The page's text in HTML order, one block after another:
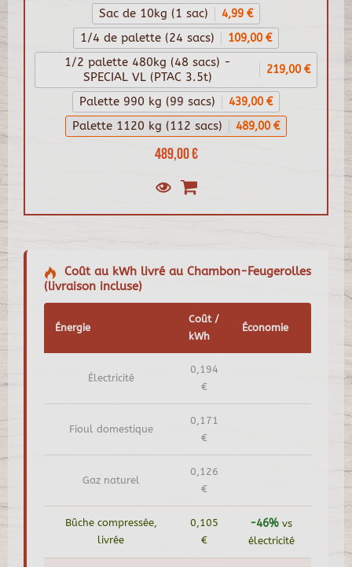
489,00 €
Sac de 10kg (1 sac) 4,99 €
1/4 de palette (24 sacs) 109,00 €
1/2 palette 480kg (48 sacs) -
SPECIAL VL (PTAC 3.5t)
219,00 €
Palette 990 kg (99 sacs) 439,00 €
Palette 1120 kg (112 sacs) 489,00 €
Coût au kWh livré au Chambon-Feugerolles
(livraison incluse)
Énergie
Coût /
kWh
Économie
Électricité
0,194
€
Fioul domestique
0,171
€
Gaz naturel
0,126
€
Bûche compressée,
livrée
0,105
€
-46% vs
électricité